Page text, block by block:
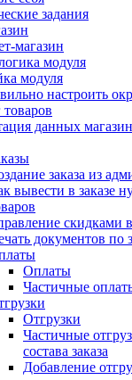
задания
магазин
модуля
модуля
настроить
товаров
данных
заказа из
вывести в заказе
скидками в
документов по
Оплаты
Частичные
Отгрузки
Частичные
состава заказа
Добавление